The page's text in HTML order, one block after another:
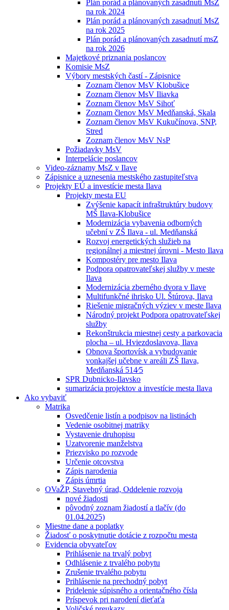
Plán porád a plánovaných zasadnutí MsZ
na rok 2024
Plán porád a plánovaných zasadnutí MsZ
na rok 2025
Plán porád a plánovaných zasadnutí msZ
na rok 2026
Majetkové priznania poslancov
Komisie MsZ
Výbory mestských častí - Zápisnice
Zoznam členov MsV Klobušice
Zoznam členov MsV Iliavka
Zoznam členov MsV Sihoť
Zoznam členov MsV Medňanská, Skala
Zoznam členov MsV Kukučínova, SNP,
Stred
Zoznam členov MsV NsP
Požiadavky MsV
Interpelácie poslancov
Video-záznamy MsZ v Ilave
Zápisnice a uznesenia mestského zastupiteľstva
Projekty EÚ a investície mesta Ilava
Projekty mesta EU
Zvýšenie kapacít infraštruktúry budovy
MŠ Ilava-Klobušice
Modernizácia vybavenia odborných
učební v ZŠ Ilava - ul. Medňanská
Rozvoj energetických služieb na
regionálnej a miestnej úrovni - Mesto Ilava
Kompostéry pre mesto Ilava
Podpora opatrovateľskej služby v meste
Ilava
Modernizácia zberného dvora v Ilave
Multifunkčné ihrisko Ul. Štúrova, Ilava
Riešenie migračných výziev v meste Ilava
Národný projekt Podpora opatrovateľskej
služby
Rekonštrukcia miestnej cesty a parkovacia
plocha – ul. Hviezdoslavova, Ilava
Obnova športovísk a vybudovanie
vonkajšej učebne v areáli ZŠ Ilava,
Medňanská 514⁄5
SPR Dubnicko-Ilavsko
sumarizácia projektov a investície mesta Ilava
Ako vybaviť
Matrika
Osvedčenie listín a podpisov na listinách
Vedenie osobitnej matriky
Vystavenie druhopisu
Uzatvorenie manželstva
Priezvisko po rozvode
Určenie otcovstva
Zápis narodenia
Zápis úmrtia
OVaŽP, Stavebný úrad, Oddelenie rozvoja
nové žiadosti
pôvodný zoznam žiadostí a tlačív (do
01.04.2025)
Miestne dane a poplatky
Žiadosť o poskytnutie dotácie z rozpočtu mesta
Evidencia obyvateľov
Prihlásenie na trvalý pobyt
Odhlásenie z trvalého pobytu
Zrušenie trvalého pobytu
Prihlásenie na prechodný pobyt
Pridelenie súpisného a orientačného čísla
Príspevok pri narodení dieťaťa